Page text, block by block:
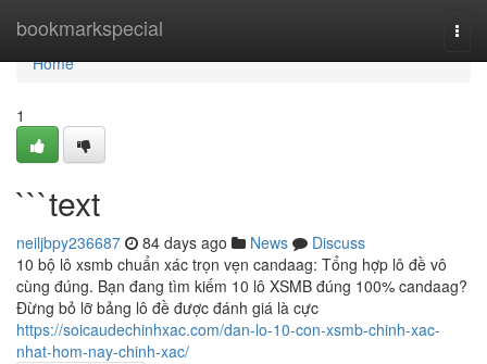
bookmarkspecial
Home
Home
1
```text
neiljbpy236687 84 days ago News
Discuss
10 bộ lô xsmb chuẩn xác trọn vẹn candaag: Tổng hợp lô đề vô
cùng đúng. Bạn đang tìm kiếm 10 lô XSMB đúng 100% candaag?
Đừng bỏ lỡ bảng lô đề được đánh giá là cực
https://soicaudechinhxac.com/dan-lo-10-con-xsmb-chinh-xac-
nhat-hom-nay-chinh-xac/